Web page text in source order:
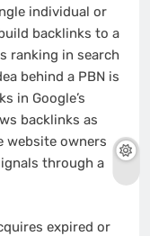
individual or
backlinks to a
ranking in search
behind a PBN is
in Google’s
backlinks as
website owners
through a
expired or